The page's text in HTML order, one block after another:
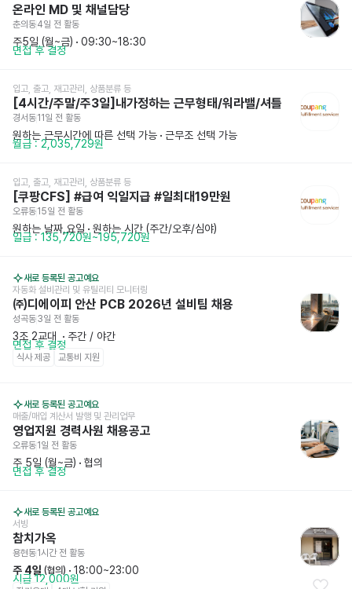
온라인 MD 및 채널담당
춘의동4일 전 활동
주5일 (월~금) · 09:30~18:30
면접 후 결정
입고, 출고, 재고관리, 상품분류 등
[4시간/주말/주3일]내가정하는 근무형태/워라밸/셔틀
경서동11일 전 활동
원하는 근무시간에 따른 선택 가능 · 근무조 선택 가능
월급 : 2,035,729원
입고, 출고, 재고관리, 상품분류 등
[쿠팡CFS] #급여 익일지급 #일최대19만원
오류동15일 전 활동
원하는 날짜,요일 · 원하는 시간 (주간/오후/심야)
일급 : 135,720원~195,720원
새로 등록된 공고예요
자동화 설비관리 및 유틸리티 모니터링
㈜디에이피 안산 PCB 2026년 설비팀 채용
성곡동3일 전 활동
3조 2교대 · 주간 / 야간
면접 후 결정
식사 제공 교통비 지원
새로 등록된 공고예요
매출/매입 계산서 발행 및 관리업무
영업지원 경력사원 채용공고
오류동1일 전 활동
주 5일 (월~금) · 협의
면접 후 결정
새로 등록된 공고예요
서빙
참치가옥
용현동1시간 전 활동
주 4일 (협의) · 18:00~23:00
시급 12,000원